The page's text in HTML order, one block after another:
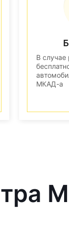
В
МКАД-а